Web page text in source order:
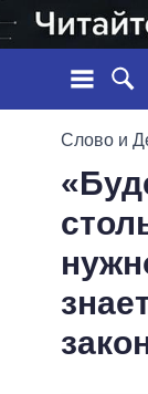
ЛЕНТА
СТАТЬИ
МНЕНИЯ
ВСЕ
Слово и